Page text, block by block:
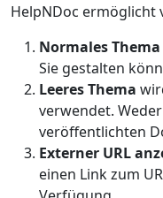
HelpNDoc ermöglicht
Normales Thema
Sie gestalten
Leeres Thema
verwendet.
veröffentlichten
Externer URL
einen Link zum